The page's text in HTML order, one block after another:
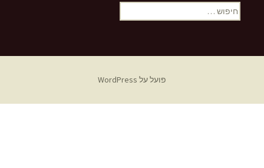
חיפוש:
פועל על WordPress